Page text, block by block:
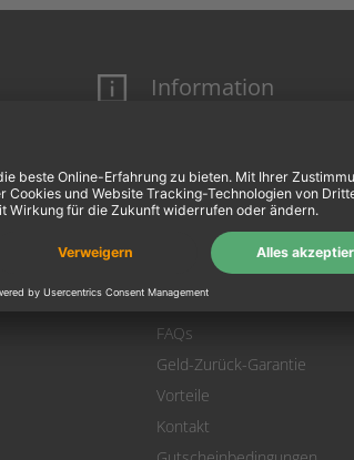
Information
AGB
Datenschutz
Widerrufsbelehrung
Hausmarken-Garantie
Impressum
FAQs
Geld-Zurück-Garantie
Vorteile
Kontakt